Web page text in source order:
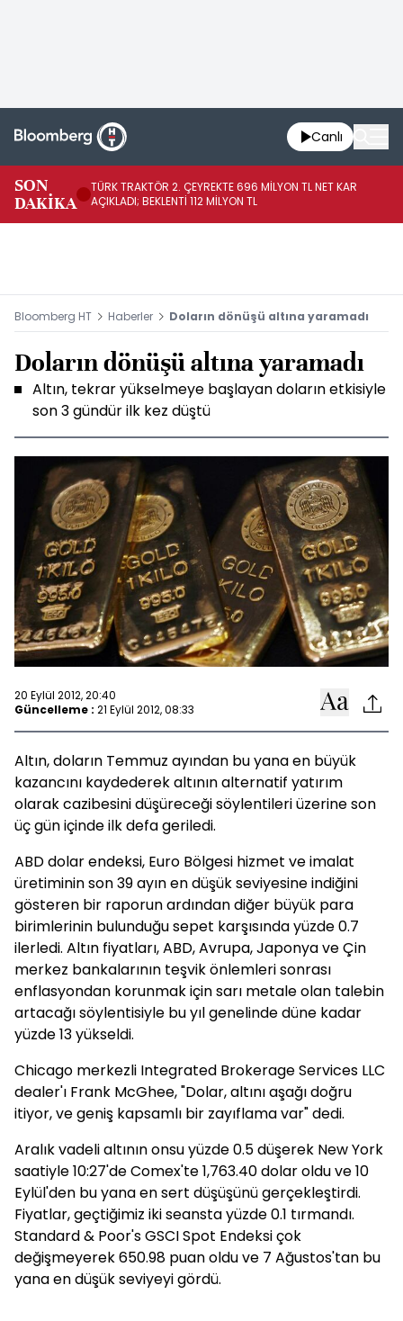
Canlı
SON
DAKİKA
TÜRK TRAKTÖR 2. ÇEYREKTE 696 MİLYON TL NET KAR
AÇIKLADI; BEKLENTİ 112 MİLYON TL
Bloomberg HT Haberler Doların dönüşü altına yaramadı
Doların dönüşü altına yaramadı
Altın, tekrar yükselmeye başlayan doların etkisiyle
son 3 gündür ilk kez düştü
20 Eylül 2012, 20:40
Güncelleme : 21 Eylül 2012, 08:33
Altın, doların Temmuz ayından bu yana en büyük
kazancını kaydederek altının alternatif yatırım
olarak cazibesini düşüreceği söylentileri üzerine son
üç gün içinde ilk defa geriledi.
ABD dolar endeksi, Euro Bölgesi hizmet ve imalat
üretiminin son 39 ayın en düşük seviyesine indiğini
gösteren bir raporun ardından diğer büyük para
birimlerinin bulunduğu sepet karşısında yüzde 0.7
ilerledi. Altın fiyatları, ABD, Avrupa, Japonya ve Çin
merkez bankalarının teşvik önlemleri sonrası
enflasyondan korunmak için sarı metale olan talebin
artacağı söylentisiyle bu yıl genelinde düne kadar
yüzde 13 yükseldi.
Chicago merkezli Integrated Brokerage Services LLC
dealer'ı Frank McGhee, "Dolar, altını aşağı doğru
itiyor, ve geniş kapsamlı bir zayıflama var" dedi.
Aralık vadeli altının onsu yüzde 0.5 düşerek New York
saatiyle 10:27'de Comex'te 1,763.40 dolar oldu ve 10
Eylül'den bu yana en sert düşüşünü gerçekleştirdi.
Fiyatlar, geçtiğimiz iki seansta yüzde 0.1 tırmandı.
Standard & Poor's GSCI Spot Endeksi çok
değişmeyerek 650.98 puan oldu ve 7 Ağustos'tan bu
yana en düşük seviyeyi gördü.